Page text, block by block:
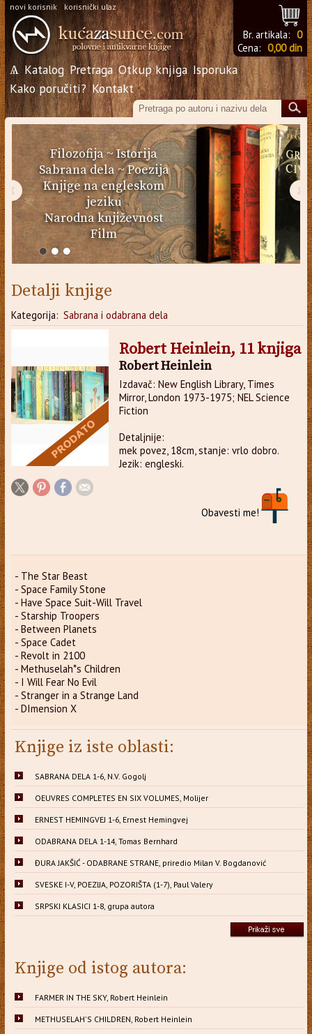
novi korisnik korisnički ulaz
Br. artikala: 0
Cena: 0,00 din
Ѧ Katalog Pretraga Otkup knjiga Isporuka
Kako poručiti? Kontakt
Filozofija~Istorija
Sabrana dela~Poezija
Knjige na engleskom
jeziku
Narodna književnost
Film
‹ ›
Detalji knjige
Kategorija: Sabrana i odabrana dela
Robert Heinlein, 11 knjiga
Robert Heinlein
Izdavač: New English Library, Times
Mirror, London 1973-1975; NEL Science
Fiction
Detaljnije:
mek povez, 18cm, stanje: vrlo dobro.
Jezik: engleski.
Obavesti me!
- The Star Beast
- Space Family Stone
- Have Space Suit-Will Travel
- Starship Troopers
- Between Planets
- Space Cadet
- Revolt in 2100
- Methuselah*s Children
- I Will Fear No Evil
- Stranger in a Strange Land
- DImension X
Knjige iz iste oblasti:
SABRANA DELA 1-6, N.V. Gogolj
OEUVRES COMPLETES EN SIX VOLUMES, Molijer
ERNEST HEMINGVEJ 1-6, Ernest Hemingvej
ODABRANA DELA 1-14, Tomas Bernhard
ĐURA JAKŠIĆ - ODABRANE STRANE, priredio Milan V. Bogdanović
SVESKE I-V, POEZIJA, POZORIŠTA (1-7), Paul Valery
SRPSKI KLASICI 1-8, grupa autora
Knjige od istog autora:
FARMER IN THE SKY, Robert Heinlein
METHUSELAH'S CHILDREN, Robert Heinlein